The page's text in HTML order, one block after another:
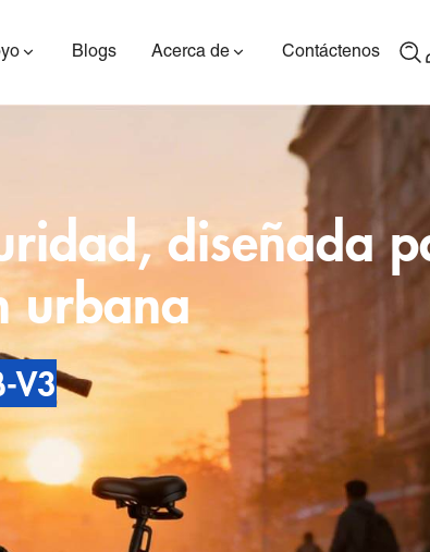
Blogs Acerca de Contáctenos
ES600P
diseñada
urbana
V3